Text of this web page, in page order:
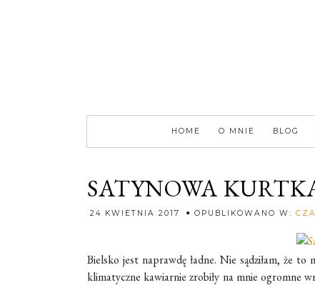
HOME O MNIE BLOG
SATYNOWA
24 KWIETNIA 2017 OPUBLIKOWANO W:
Bielsko jest naprawdę ładne. Nie sądziłam, że
klimatyczne kawiarnie zrobiły na mnie ogromne